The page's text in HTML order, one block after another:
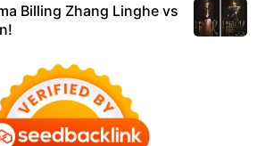
Billing Zhang Linghe vs